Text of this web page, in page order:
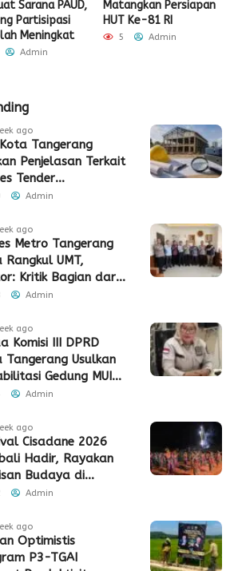
Sarana PAUD,
Partisipasi
Meningkat
Admin
Matangkan Persiapan
HUT Ke-81 RI
5 Admin
ago
Tangerang
Penjelasan Terkait
Tender
Eks Pabrik
Admin
ago
Metro Tangerang
Rangkul UMT,
Kritik Bagian dari
Admin
ago
Komisi III DPRD
Tangerang Usulkan
Gedung MUI
Admin
ago
Cisadane 2026
Hadir, Rayakan
Budaya di
Kota Tangerang
Admin
ago
Optimistis
P3-TGAI